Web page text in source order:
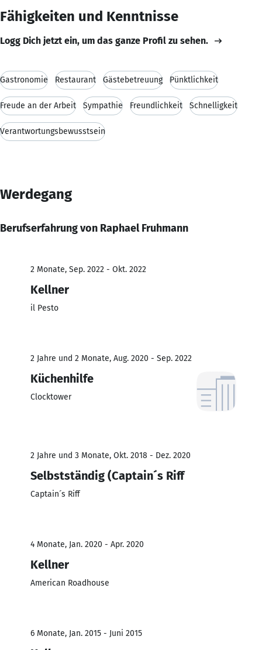
Fähigkeiten und Kenntnisse
Logg Dich jetzt ein, um das ganze Profil zu sehen.
Gastronomie Restaurant Gästebetreuung Pünktlichkeit
Freude an der Arbeit Sympathie Freundlichkeit Schnelligkeit
Verantwortungsbewusstsein
Werdegang
Berufserfahrung von Raphael Fruhmann
2 Monate, Sep. 2022 - Okt. 2022
Kellner
il Pesto
2 Jahre und 2 Monate, Aug. 2020 - Sep. 2022
Küchenhilfe
Clocktower
2 Jahre und 3 Monate, Okt. 2018 - Dez. 2020
Selbstständig (Captain´s Riff
Captain´s Riff
4 Monate, Jan. 2020 - Apr. 2020
Kellner
American Roadhouse
6 Monate, Jan. 2015 - Juni 2015